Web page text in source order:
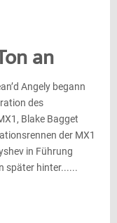
an
Angely begann
des
Blake Bagget
der MX1
in Führung
später hinter......